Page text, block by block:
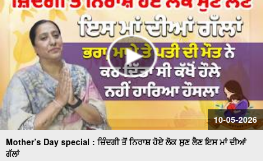
10-05-2026
Mother’s Day special : ਜ਼ਿੰਦਗੀ ਤੋਂ ਨਿਰਾਸ਼ ਹੋਏ ਲੋਕ ਸੁਣ ਲੈਣ ਇਸ ਮਾਂ ਦੀਆਂ
ਗੱਲਾਂ